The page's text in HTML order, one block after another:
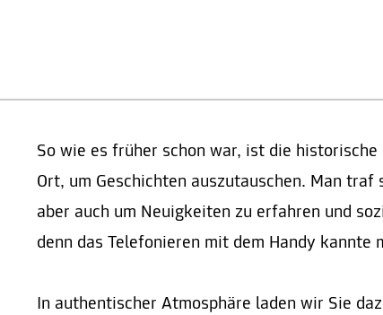
So wie es früher schon war, ist die
Ort, um Geschichten auszutauschen. Man traf
aber auch um Neuigkeiten zu erfahren und
denn das Telefonieren mit dem Handy kannte
In authentischer Atmosphäre laden wir Sie